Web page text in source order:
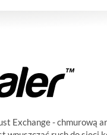
Exchange - chmurową